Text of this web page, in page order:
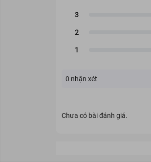
0 nhận xét
Chưa có bài đánh giá.